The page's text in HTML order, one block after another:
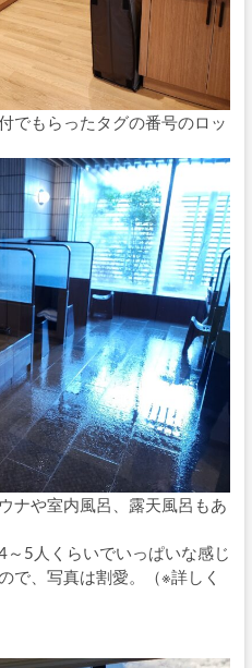
でもらったタグの番号のロッ
ナや室内風呂、露天風呂もあ
5人くらいでいっぱいな感じ
で、写真は割愛。（※詳しく